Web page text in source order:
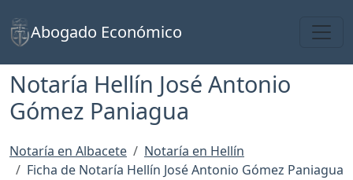
Abogado Económico
Notaría Hellín José Antonio
Gómez Paniagua
Notaría en Albacete
Notaría en Hellín
Ficha de Notaría Hellín José Antonio Gómez Paniagua